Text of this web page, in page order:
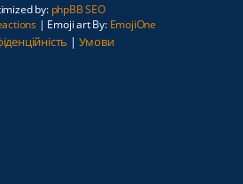
by: phpBB SEO
| Emoji art By: EmojiOne
| Умови